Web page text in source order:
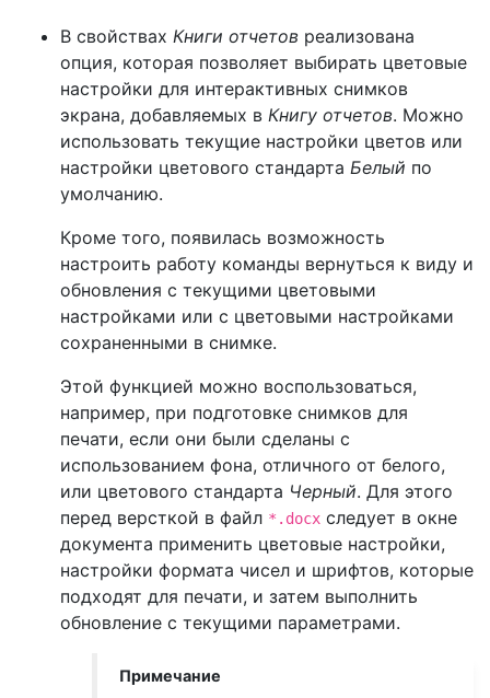
В свойствах Книги отчетов реализована
опция, которая позволяет выбирать цветовые
настройки для интерактивных снимков
экрана, добавляемых в Книгу отчетов. Можно
использовать текущие настройки цветов или
настройки цветового стандарта Белый по
умолчанию.
Кроме того, появилась возможность
настроить работу команды вернуться к виду и
обновления с текущими цветовыми
настройками или с цветовыми настройками
сохраненными в снимке.
Этой функцией можно воспользоваться,
например, при подготовке снимков для
печати, если они были сделаны с
использованием фона, отличного от белого,
или цветового стандарта Черный. Для этого
перед версткой в файл *.docx следует в окне
документа применить цветовые настройки,
настройки формата чисел и шрифтов, которые
подходят для печати, и затем выполнить
обновление с текущими параметрами.
Примечание